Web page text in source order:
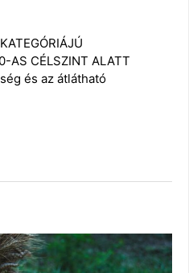
AS CÉLSZINT ALATT
és az átlátható